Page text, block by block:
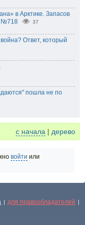
в Арктике. Запасов
№718
37
Ответ, который
пошла не по
с начала | дерево
войти или
| для правообладателей |